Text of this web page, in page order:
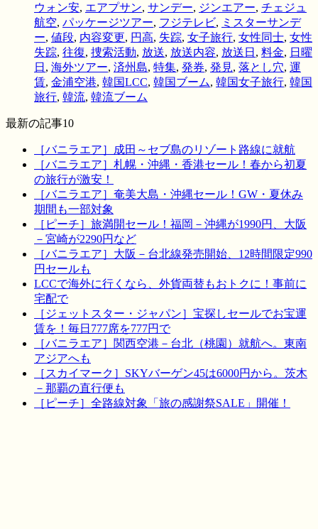
ウォン安, エアプサン, サンデー, ジンエアー, チェジュ
航空, パッケージツアー, フジテレビ, ミスターサンデ
ー, 値段, 内容変更, 円高, 失踪, 女子旅行, 女性同士, 女性
失踪, 往復, 捜索活動, 放送, 放送内容, 放送日 , 料金, 日曜
日 , 海外ツアー, 済州島, 特集, 発券, 発見, 落とし穴, 運
賃, 金浦空港, 韓国LCC, 韓国ブーム, 韓国女子旅行, 韓国
旅行, 韓流, 韓流ブーム
最新の記事10
［バニラエア］成田～セブ島のリゾート路線に就航
［バニラエア］札幌・沖縄・香港セール！春から初夏
の旅行が激安！
［バニラエア］奄美大島・沖縄セール！GW・夏休み
期間も一部対象
［ピーチ］旅満開セール！福岡－沖縄が1990円、大阪
－宮崎が2290円など
［バニラエア］大阪－台北線発売開始、12時間限定990
円セールも
LCCで海外に行くなら、外貨両替もおトクに！事前に
宅配で
［ジェットスター・ジャパン］宝探しセールでお宝運
賃を！毎日777席を777円で
［バニラエア］関西空港－台北（桃園）就航へ。東南
アジアへも
［スカイマーク］SKYバーゲン45は6000円から。茨木
－那覇の直行便も
［ピーチ］全路線対象「旅の感謝祭SALE」開催！